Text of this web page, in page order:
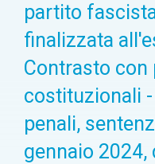
partito
finalizzata
Contrasto con
costituzionali -
penali,
gennaio 2024,